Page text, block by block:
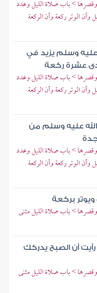
> باب صلاة الليل وعدد
وأن الوتر ركعة وأن الركعة
عليه وسلم يزيد في
عشرة ركعة
> باب صلاة الليل وعدد
وأن الوتر ركعة وأن الركعة
عليه وسلم من
> باب صلاة الليل وعدد
وأن الوتر ركعة وأن الركعة
بركعة
> باب صلاة الليل مثنى
أن الصبح يدركك
> باب صلاة الليل مثنى